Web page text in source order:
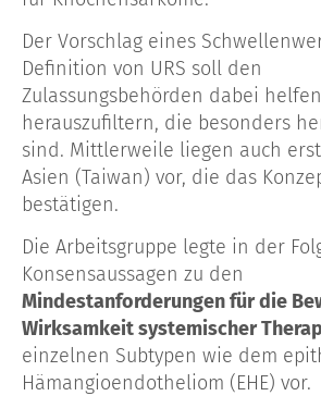
Der Vorschlag eines
Definition von URS soll den
Zulassungsbehörden dabei
herauszufiltern, die besonders
sind. Mittlerweile liegen auch
Asien (Taiwan) vor, die das
bestätigen.
Die Arbeitsgruppe legte in der
Konsensaussagen zu den
Mindestanforderungen für die
Wirksamkeit systemischer
einzelnen Subtypen wie dem
Hämangioendotheliom (EHE) vor.